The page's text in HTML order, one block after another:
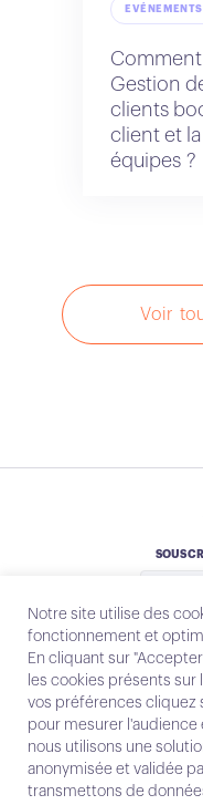
EVÉNEMENTS
Comment
Gestion
clients
client et
équipes ?
Voir
Notre site utilise des
fonctionnement et
En cliquant sur
les cookies présents sur
vos préférences cliquez
pour mesurer
nous utilisons une
anonymisée et validée
transmettons de